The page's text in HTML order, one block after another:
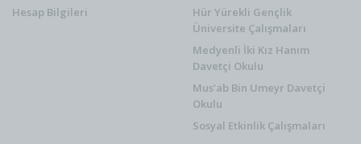
Hesap Bilgileri
Hür Yürekli Gençlik
Üniversite Çalışmaları
Medyenli İki Kız Hanım
Davetçi Okulu
Mus’ab Bin Umeyr Davetçi
Okulu
Sosyal Etkinlik Çalışmaları